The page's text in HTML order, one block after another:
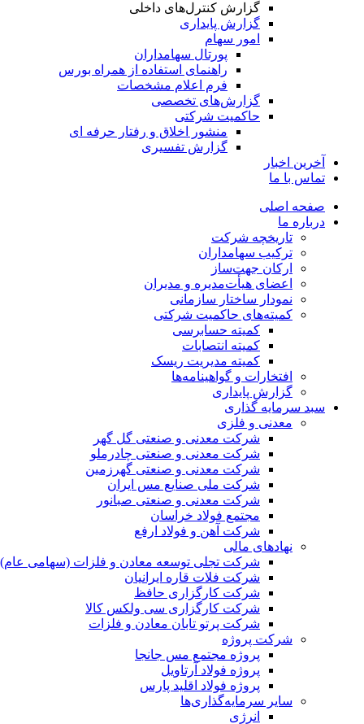
گزارش کنترل‌های داخلی
گزارش پایداری
امور سهام
پورتال سهامداران
راهنمای استفاده از همراه بورس
فرم اعلام مشخصات
گزارش‌های تخصصی
حاکمیت شرکتی
منشور اخلاق و رفتار حرفه­ ای
گزارش تفسیری
آخرین اخبار
تماس با ما
صفحه اصلی
درباره ما
تاریخچه شرکت
ترکیب سهامداران
ارکان جهت‌ساز
اعضای هیأت‌مدیره و مدیران
نمودار ساختار سازمانی
کمیته‌های حاکمیت شرکتی
کمیته حسابرسی
کمیته انتصابات
کمیته مدیریت ریسک
افتخارات و گواهینامه‌ها
گزارش پایداری
سبد سرمایه گذاری
معدنی و فلزی
شرکت معدنی و صنعتی گل گهر
شرکت معدنی و صنعتی چادرملو
شرکت معدنی و صنعتی گهرزمین
شرکت ملی صنایع مس ایران
شرکت معدنی و صنعتی صبانور
مجتمع فولاد خراسان
شرکت آهن و فولاد ارفع
نهادهای مالی
شرکت تجلی توسعه معادن و فلزات (سهامی عام)
شرکت فلات قاره ایرانیان
شرکت کارگزاری حافظ
شرکت کارگزاری سی ولکس کالا
شرکت پرتو تابان معادن و فلزات
شرکت پروژه
پروژه مجتمع مس جانجا
پروژه فولاد آرتاویل
پروژه فولاد اقلید پارس
سایر سرمایه‌گذاری‌ها
انرژی